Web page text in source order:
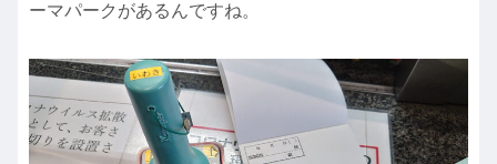
ーマパークがあるんですね。